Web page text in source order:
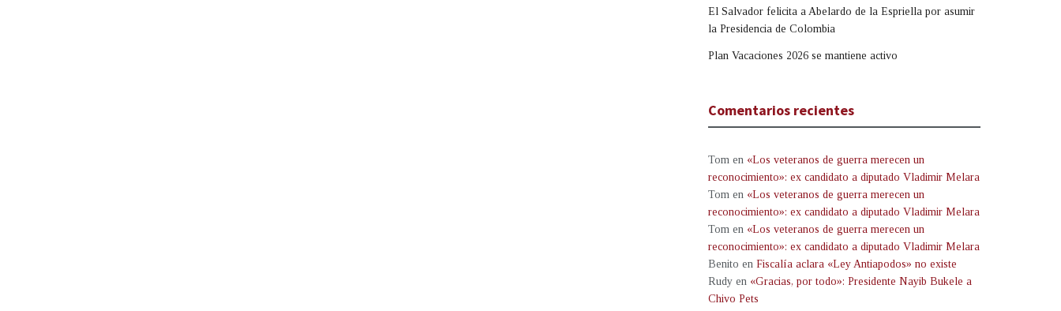
El Salvador felicita a Abelardo de la Espriella por asumir
la Presidencia de Colombia
Plan Vacaciones 2026 se mantiene activo
Comentarios recientes
Tom en «Los veteranos de guerra merecen un
reconocimiento»: ex candidato a diputado Vladimir Melara
Tom en «Los veteranos de guerra merecen un
reconocimiento»: ex candidato a diputado Vladimir Melara
Tom en «Los veteranos de guerra merecen un
reconocimiento»: ex candidato a diputado Vladimir Melara
Benito en Fiscalía aclara «Ley Antiapodos» no existe
Rudy en «Gracias, por todo»: Presidente Nayib Bukele a
Chivo Pets